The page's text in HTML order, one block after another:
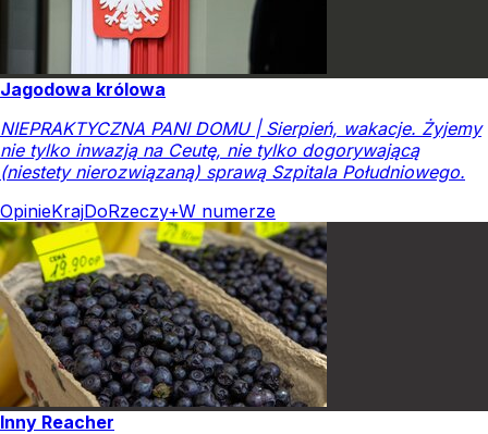
Jagodowa królowa
NIEPRAKTYCZNA PANI DOMU | Sierpień, wakacje. Żyjemy
nie tylko inwazją na Ceutę, nie tylko dogorywającą
(niestety nierozwiązaną) sprawą Szpitala Południowego.
OpinieKrajDoRzeczy+W numerze
Inny Reacher